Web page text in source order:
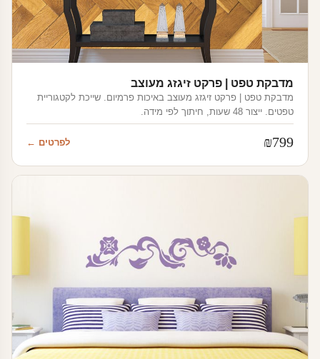
מדבקת טפט | פרקט זיגזג מעוצב
מדבקת טפט | פרקט זיגזג מעוצב באיכות פרמיום. שייכת לקטגוריית
טפטים. ייצור 48 שעות, חיתוך לפי מידה.
₪799 לפרטים ←